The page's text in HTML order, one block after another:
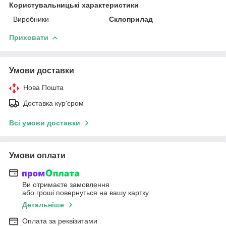
Користувальницькі характеристики
Виробники
Склоприлад
Приховати
Умови доставки
Нова Пошта
Доставка кур'єром
Всі умови доставки
Умови оплати
Ви отримаєте замовлення
або гроші повернуться на вашу картку
Детальніше
Оплата за реквізитами